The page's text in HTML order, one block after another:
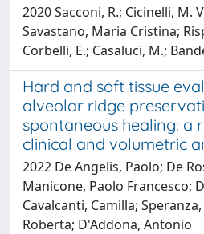
2020 Sacconi, R.; Cicinelli, M.
Savastano, Maria Cristina;
Corbelli, E.; Casaluci, M.;
Hard and soft tissue
alveolar ridge
spontaneous healing: a
clinical and volumetric
2022 De Angelis, Paolo; De
Manicone, Paolo Francesco;
Cavalcanti, Camilla;
Roberta; D'Addona, Antonio